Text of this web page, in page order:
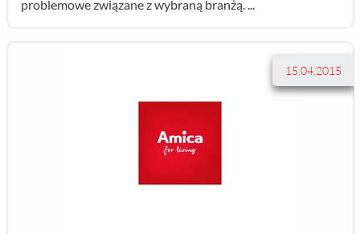
problemowe związane z wybraną branżą. ...
15.04.2015